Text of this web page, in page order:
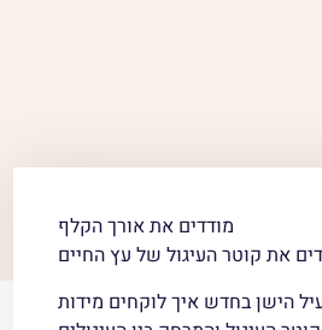
מודדים את אורך הקלף